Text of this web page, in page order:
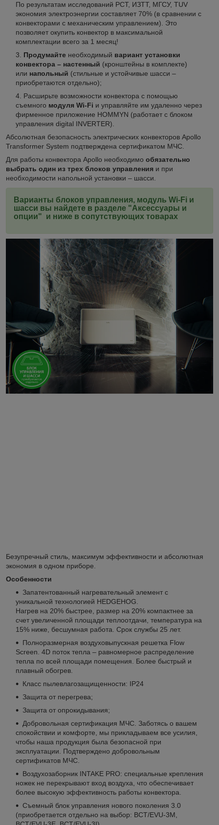
По результатам исследований РСТ, ИЗТТ, МГСУ, TUV
экономия электроэнергии составляет 70% (в сравнении с
конвекторами с механическим управлением). Это
позволяет окупить конвектор в максимальной
комплектации всего за 1 месяц!
Продумайте необходимый вариант установки
конвектора – настенный (кронштейны в комплекте)
или напольный (стильные и устойчивые шасси –
приобретаются отдельно);
Расширьте возможности конвектора с помощью
съемного модуля Wi-Fi и управляйте им удаленно через
фирменное приложение HOMMYN (работает с блоком
управления digital INVERTER).
Абсолютная безопасность электрических конвекторов Apollo
Transformer System подтверждена сертификатом МЧС.
Для работы конвектора Apollo необходимо обязательно
выбрать один из трех блоков управления и при
необходимости напольной установки – шасси.
Варианты блоков управления, модуль Wi-Fi и
шасси вы найдете в разделе "Аксессуары и
опции" и ниже в сопутствующих товарах
Безупречный стиль, максимум эффективности и абсолютная
экономия в одном приборе.
Особенности
Запатентованный нагревательный элемент с
уникальной технологией HEDGEHOG.
Нагрев на 20% быстрее, размер на 20% компактнее за
счет увеличенной площади теплоотдачи, температура на
15% ниже, бесшумная работа. Срок службы 25 лет.
Полноразмерная воздуховыпускная решетка Flow
Screen. 4D поток тепла – равномерное распределение
тепла по всей площади помещения. Более быстрый и
плавный обогрев.
Класс пылевлагозащищенности: IP24
Защита от перегрева;
Защита от опрокидывания;
Добровольная сертификация МЧС. Заботясь о вашем
спокойствии и комфорте, мы прикладываем все усилия,
чтобы наша продукция была безопасной при
эксплуатации. Подтверждено добровольным
сертификатов МЧС.
Воздухозаборник INTAKE PRO: специальные крепления
ножек не перекрывают вход воздуха, что обеспечивает
более высокую эффективность работы конвектора.
Съемный блок управления нового поколения 3.0
(приобретается отдельно на выбор: BCT/EVU-3M,